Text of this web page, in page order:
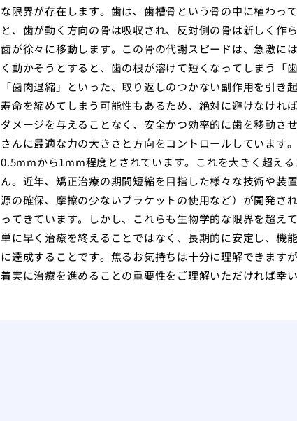
な限界が存在します。歯は、歯槽骨という骨の中に植わっ
と、歯が動く方向の骨は吸収され、反対側の骨は新しく作
歯が徐々に移動します。この骨の代謝スピードは、急激に
く動かそうとすると、歯の根が溶けて短くなってしまう「
「歯肉退縮」といった、取り返しのつかない副作用を引
寿命を縮めてしまう可能性もあるため、絶対に避けなけれ
ダメージを与えることなく、安全かつ効率的に歯を移動さ
さんに最適な力の大きさと方向をコントロールしています
0.5mmから1mm程度とされています。これを大きく超え
ん。近年、矯正治療の期間短縮を目指した様々な技術や装
源の確保、摩擦の少ないブラケットの使用など）が開発さ
ってきています。しかし、これらも生物学的な限界を超え
単に早く治療を終えることではなく、長期的に安定し、機
に達成することです。焦るお気持ちは十分に理解できます
着実に治療を進めることの重要性をご理解いただければ幸